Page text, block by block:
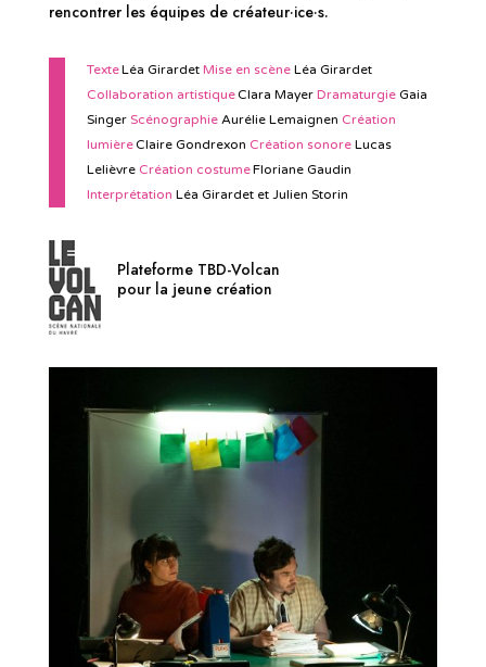
rencontrer les équipes de créateur·ice·s.
TexteLéa Girardet Mise en scèneLéa Girardet
Collaboration artistiqueClara Mayer DramaturgieGaia
Singer ScénographieAurélie Lemaignen Création
lumièreClaire Gondrexon Création sonoreLucas
Lelièvre Création costumeFloriane Gaudin
Interprétation Léa Girardet et Julien Storin
Plateforme TBD-Volcan
pour la jeune création